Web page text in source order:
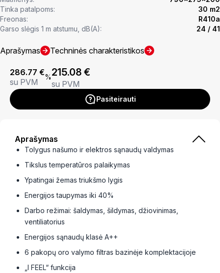
Tinka patalpoms:
30 m2
Freonas:
R410a
Garso slėgis 1 m atstumu, dB(A):
24 / 41
Aprašymas Techninės charakteristikos
286.77 €
su PVM
%215.08 €
su PVM
Pasiteirauti
Aprašymas
Tolygus našumo ir elektros sąnaudų valdymas
Tikslus temperatūros palaikymas
Ypatingai žemas triukšmo lygis
Energijos taupymas iki 40%
Darbo režimai: šaldymas, šildymas, džiovinimas,
ventiliatorius
Energijos sąnaudų klasė A++
6 pakopų oro valymo filtras bazinėje komplektacijoje
„I FEEL“ funkcija